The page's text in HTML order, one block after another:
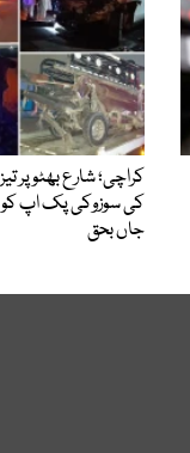
کراچی؛ شارع بھٹو پر
کی سوزوکی پک اپ کو
جاں بحق